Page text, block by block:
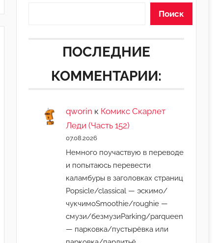
Поиск
ПОСЛЕДНИЕ
КОММЕНТАРИИ:
qworin к Комикс Скарлет
Леди (Часть 152)
07.08.2026
Немного поучаствую в переводе
и попытаюсь перевести
каламбуры в заголовках страниц
Popsicle/classical — эскимо/
чукчимоSmoothie/roughie —
смузи/безмузиParking/parqueen
— парковка/пустырёвка или